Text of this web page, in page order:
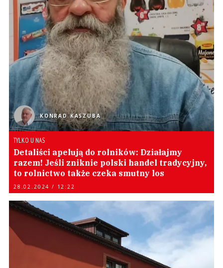
KONRAD KASZUBA
TYLKO U NAS
Detaliści apelują do rolników: Działajmy
razem! Jeśli zniknie polski handel tradycyjny,
to rolnictwo także czeka smutny los
28.02.2024 / 12:22